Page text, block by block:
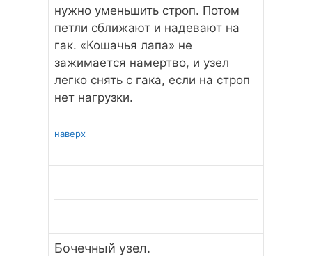
нужно уменьшить строп. Потом
петли сближают и надевают на
гак. «Кошачья лапа» не
зажимается намертво, и узел
легко снять с гака, если на строп
нет нагрузки.
наверх
Бочечный узел.